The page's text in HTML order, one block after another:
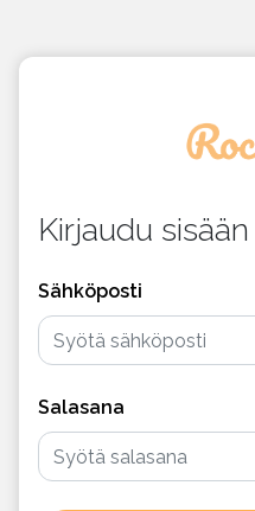
Kirjaudu sisään
Sähköposti
Salasana